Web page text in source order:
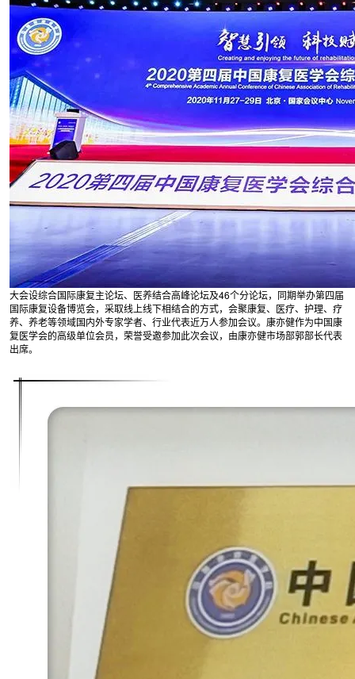
大会设综合国际康复主论坛、医养结合高峰论坛及46个分论坛，同期举办第四届
国际康复设备博览会，采取线上线下相结合的方式，会聚康复、医疗、护理、疗
养、养老等领域国内外专家学者、行业代表近万人参加会议。康亦健作为中国康
复医学会的高级单位会员，荣誉受邀参加此次会议，由康亦健市场部郭部长代表
出席。